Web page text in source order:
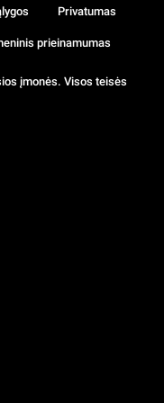
įmonės. Visos teisės
Privatumas
prieinamumas